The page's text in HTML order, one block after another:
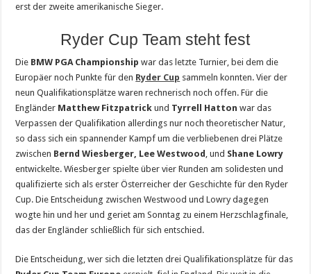
erst der zweite amerikanische Sieger.
Ryder Cup Team steht fest
Die BMW PGA Championship war das letzte Turnier, bei dem die
Europäer noch Punkte für den Ryder Cup sammeln konnten. Vier der
neun Qualifikationsplätze waren rechnerisch noch offen. Für die
Engländer Matthew Fitzpatrick und Tyrrell Hatton war das
Verpassen der Qualifikation allerdings nur noch theoretischer Natur,
so dass sich ein spannender Kampf um die verbliebenen drei Plätze
zwischen Bernd Wiesberger, Lee Westwood , und Shane Lowry
entwickelte. Wiesberger spielte über vier Runden am solidesten und
qualifizierte sich als erster Österreicher der Geschichte für den Ryder
Cup. Die Entscheidung zwischen Westwood und Lowry dagegen
wogte hin und her und geriet am Sonntag zu einem Herzschlagfinale,
das der Engländer schließlich für sich entschied.
Die Entscheidung, wer sich die letzten drei Qualifikationsplätze für das